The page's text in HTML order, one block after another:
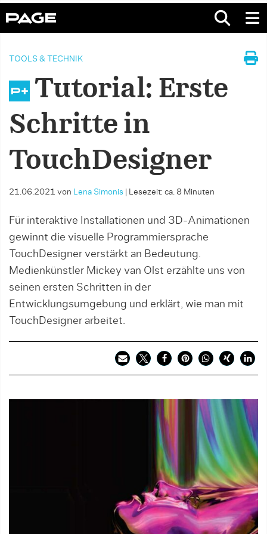
TOOLS & TECHNIK
Tutorial: Erste
Schritte in
TouchDesigner
21.06.2021 von Lena Simonis Lesezeit: ca. 8 Minuten
Für interaktive Installationen und 3D-Animationen
gewinnt die visuelle Programmiersprache
TouchDesigner verstärkt an Bedeutung.
Medienkünstler Mickey van Olst erzählte uns von
seinen ersten Schritten in der
Entwicklungsumgebung und erklärt, wie man mit
TouchDesigner arbeitet.